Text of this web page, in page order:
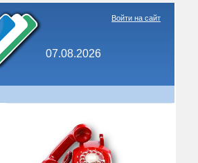
07.08.2026
Войти на сайт